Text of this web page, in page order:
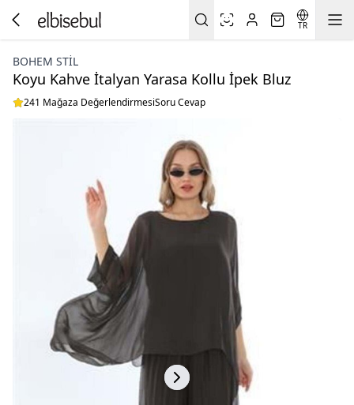
TR
BOHEM STIL
Koyu Kahve İtalyan Yarasa Kollu İpek Bluz
241 Mağaza DeğerlendirmesiSoru Cevap